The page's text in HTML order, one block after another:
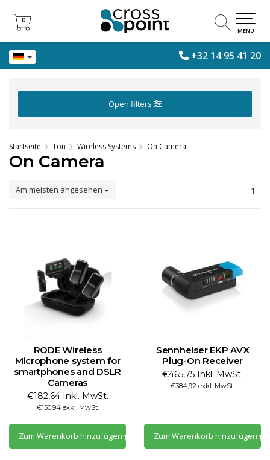
+32 14 95 41 20
0
0
MENU
Open filters
Startseite Ton Wireless Systems On Camera
On Camera
Am meisten angesehen 1
RODE Wireless
Microphone system for
smartphones and DSLR
Cameras
€182,64 Inkl. MwSt.
€150,94 exkl. MwSt.
Zum Warenkorb hinzufügen
Sennheiser EKP AVX
Plug-On Receiver
€465,75 Inkl. MwSt.
€384,92 exkl. MwSt.
Zum Warenkorb hinzufügen